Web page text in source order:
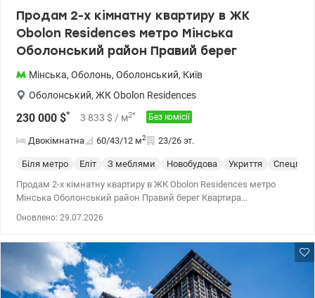
Продам 2-х кімнатну квартиру в ЖК
Obolon Residences метро Мінська
Оболонський район Правий берег
Мінська, Оболонь, Оболонський, Київ
Оболонський, ЖК Obolon Residences
230 000 $* 3 833 $ / м2* Без комісії
Двокімнатна 60/43/12 м2 23/26 эт.
Біля метро Еліт З меблями Новобудова Укриття
Продам 2-х кімнатну квартиру в ЖК Obolon Residences метро
Мінська Оболонський район Правий берег Квартира
пральна та сушильна машина, бойлер. Функціональне
планування включає кухню з вбудованими меблями, окремі дві
закриті спальні з гардеробною кімнатою, місткий санвузол з
душевою кабіною. Якість ремонту відповідає статусу будинку.
Оновлено: 29.07.2026